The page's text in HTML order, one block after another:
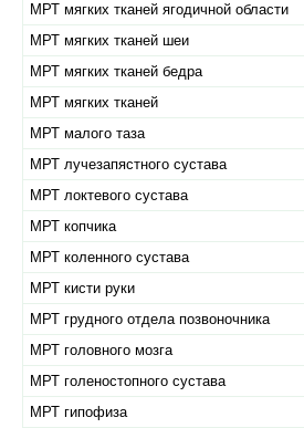
МРТ мягких тканей ягодичной области
МРТ мягких тканей шеи
МРТ мягких тканей бедра
МРТ мягких тканей
МРТ малого таза
МРТ лучезапястного сустава
МРТ локтевого сустава
МРТ копчика
МРТ коленного сустава
МРТ кисти руки
МРТ грудного отдела позвоночника
МРТ головного мозга
МРТ голеностопного сустава
МРТ гипофиза